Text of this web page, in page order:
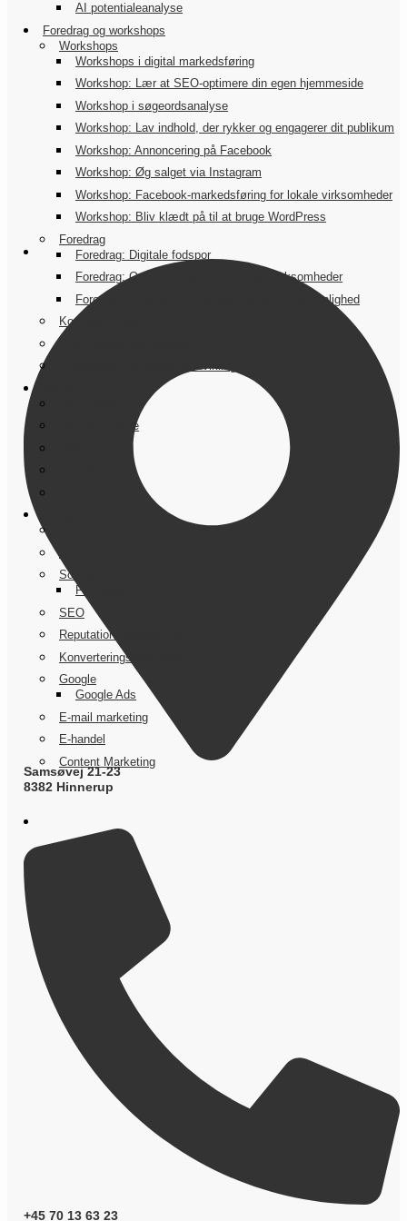
AI potentialeanalyse
Foredrag og workshops
Workshops
Workshops i digital markedsføring
Workshop: Lær at SEO-optimere din egen hjemmeside
Workshop i søgeordsanalyse
Workshop: Lav indhold, der rykker og engagerer dit publikum
Workshop: Annoncering på Facebook
Workshop: Øg salget via Instagram
Workshop: Facebook-markedsføring for lokale virksomheder
Workshop: Bliv klædt på til at bruge WordPress
Foredrag
Foredrag: Digitale fodspor
Foredrag: Online synlighed for lokale virksomheder
Foredrag om online markedsføring og online synlighed
Kompetenceløft
Vækstrettet kompetenceudvikling
Job og Karriere
Sociale medier
Facebook
SEO
Reputation Management
Konverteringsoptimering
Google
Google Ads
E-mail marketing
E-handel
Content Marketing
Samsøvej 21-23
8382 Hinnerup
+45 70 13 63 23